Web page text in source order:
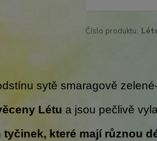
Číslo produktu:
sytě smaragově
Létu a jsou pečlivě
které mají různou